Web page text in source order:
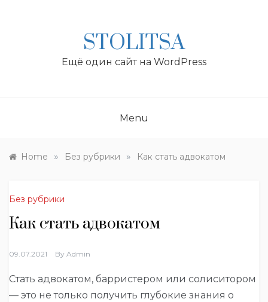
STOLITSA
Ещё один сайт на WordPress
Menu
Home » Без рубрики » Как стать адвокатом
Без рубрики
Как стать адвокатом
09.07.2021 By Admin
Стать адвокатом, барристером или солиситором
— это не только получить глубокие знания о